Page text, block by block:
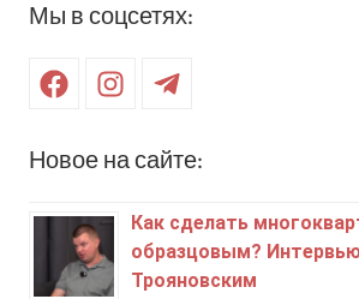
Мы в соцсетях:
FacebookInstagramTelegram
Новое на сайте:
Как сделать
образцовым?
Трояновским